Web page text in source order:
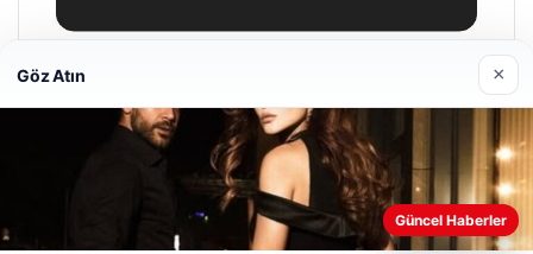
Prenses Night Club
04/29/2026
Web sitemizi nasıl kullandığınızı daha iyi anlayabilmek,
deneyiminizi kişiselleştirmek ve geliştirmek amacıyla çerezler
Göz Atın ×
Güncel Haberler